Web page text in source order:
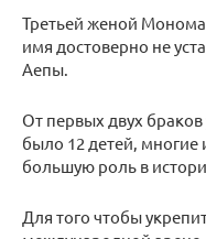
Третьей женой
имя достоверно не
Аепы.
От первых двух
было 12 детей, многие
большую роль в
Для того чтобы